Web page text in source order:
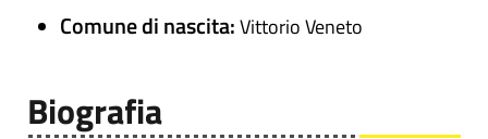
Comune di nascita:Vittorio Veneto
Biografia